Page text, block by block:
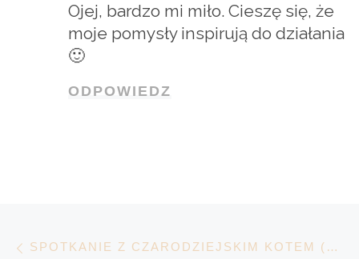
Ojej, bardzo mi miło. Cieszę się, że
moje pomysły inspirują do działania
🙂
ODPOWIEDZ
Nawigacja wpisu SPOTKANIE Z CZARODZIEJSKIM KOTEM (CZĘŚĆ DRUGA ZIMOWEJ PRZYGODY, KTÓRA POWINNA BYĆ PIERWSZĄ)